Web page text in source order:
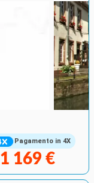
Pagamento in 4X
1 169 €